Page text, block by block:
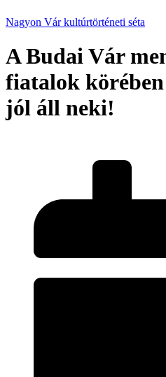
Nagyon Vár kultúrtörténeti séta
A Budai Vár
fiatalok körében
jól áll neki!